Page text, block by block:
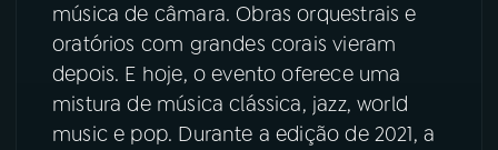
música de câmara. Obras orquestrais e
oratórios com grandes corais vieram
depois. E hoje, o evento oferece uma
mistura de música clássica, jazz, world
music e pop. Durante a edição de 2021, a